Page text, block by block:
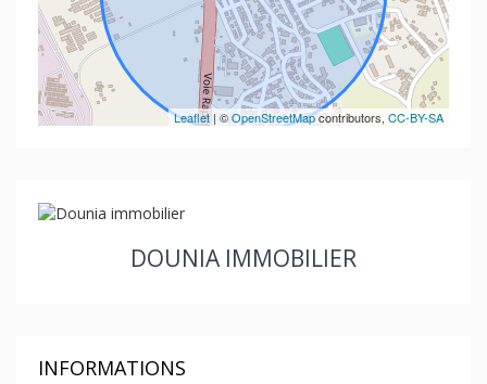
Leaflet | ©OpenStreetMapcontributors, CC-BY-SA
DOUNIA IMMOBILIER
INFORMATIONS